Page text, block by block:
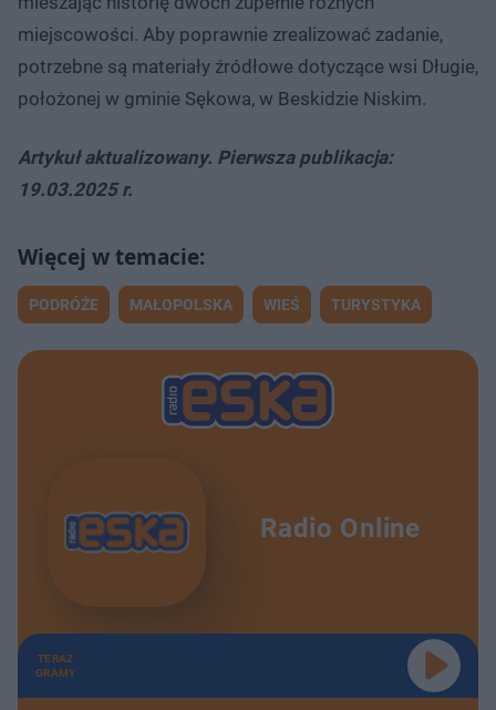
miejscowości. Aby poprawnie zrealizować zadanie,
potrzebne są materiały źródłowe dotyczące wsi Długie,
położonej w gminie Sękowa, w Beskidzie Niskim.
Artykuł aktualizowany. Pierwsza publikacja:
19.03.2025 r.
PODRÓŻE MAŁOPOLSKA WIEŚ TURYSTYKA
Radio Online
TERAZ
GRAMY